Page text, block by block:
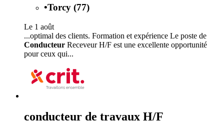
•Torcy (77)
Le 1 août
...optimal des clients. Formation et expérience Le poste de
Conducteur Receveur H/F est une excellente opportunité
pour ceux qui...
conducteur de travaux H/F